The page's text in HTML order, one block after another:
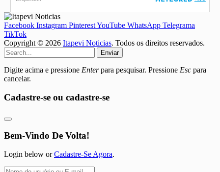
Facebook Instagram PinterestYouTube WhatsApp Telegrama
TikTok
Copyright © 2026 Itapevi Noticias. Todos os direitos reservados.
Enviar
Digite acima e pressione Enterpara pesquisar. Pressione Esc para
cancelar.
Cadastre-se ou cadastre-se
Bem-Vindo De Volta!
Login below orCadastre-Se Agora.